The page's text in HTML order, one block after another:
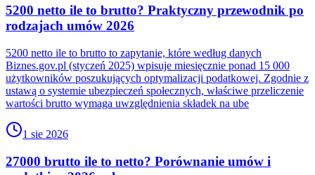
5200 netto ile to brutto? Praktyczny przewodnik po
rodzajach umów 2026
5200 netto ile to brutto to zapytanie, które według danych
Biznes.gov.pl (styczeń 2025) wpisuje miesięcznie ponad 15 000
użytkowników poszukujących optymalizacji podatkowej. Zgodnie z
ustawą o systemie ubezpieczeń społecznych, właściwe przeliczenie
wartości brutto wymaga uwzględnienia składek na ube
1 sie 2026
27000 brutto ile to netto? Porównanie umów i